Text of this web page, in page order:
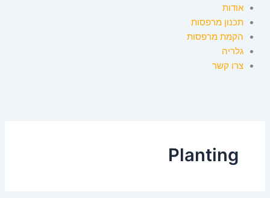
אודות
תכנון מרפסות
הקמת מרפסות
גלריה
צרו קשר
Planting